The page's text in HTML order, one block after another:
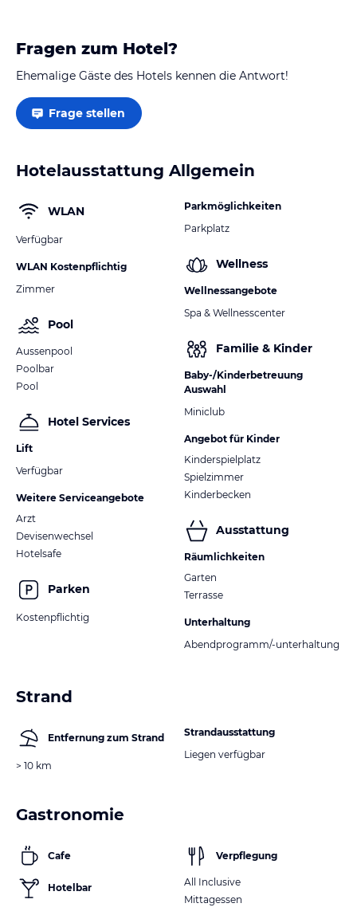
Fragen zum Hotel?
Ehemalige Gäste des Hotels kennen die Antwort!
Frage stellen
Hotelausstattung Allgemein
WLAN
Verfügbar
WLAN Kostenpflichtig
Zimmer
Pool
Aussenpool
Poolbar
Pool
Hotel Services
Lift
Verfügbar
Weitere Serviceangebote
Arzt
Devisenwechsel
Hotelsafe
Parken
Kostenpflichtig
Parkmöglichkeiten
Parkplatz
Wellness
Wellnessangebote
Spa & Wellnesscenter
Familie & Kinder
Baby-/Kinderbetreuung
Auswahl
Miniclub
Angebot für Kinder
Kinderspielplatz
Spielzimmer
Kinderbecken
Ausstattung
Räumlichkeiten
Garten
Terrasse
Unterhaltung
Abendprogramm/-unterhaltung
Strand
Entfernung zum Strand
> 10 km
Strandausstattung
Liegen verfügbar
Gastronomie
Cafe
Hotelbar
Verpflegung
All Inclusive
Mittagessen